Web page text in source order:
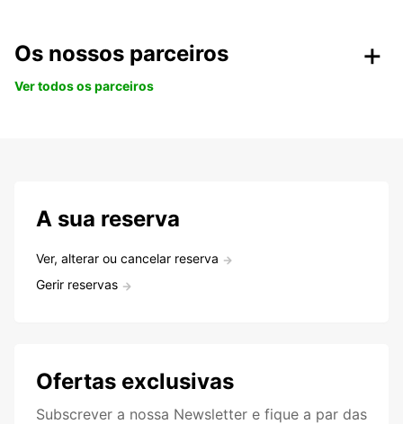
Os nossos parceiros
Ver todos os parceiros
A sua reserva
Ver, alterar ou cancelar reserva
Gerir reservas
Ofertas exclusivas
Subscrever a nossa Newsletter e fique a par das